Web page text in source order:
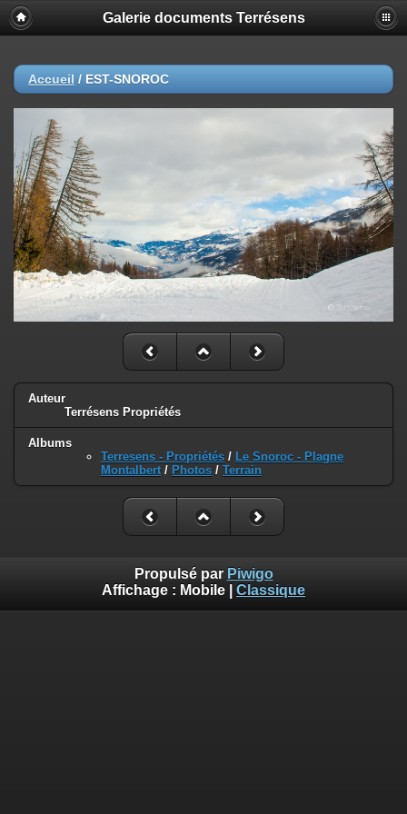
Galerie documents Terrésens
Accueil / EST-SNOROC
Auteur
Terrésens Propriétés
Albums
Terresens - Propriétés / Le Snoroc - Plagne
Montalbert / Photos / Terrain
Propulsé par Piwigo
Affichage : Mobile Classique